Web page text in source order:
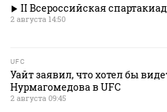
II Всероссийская
2 августа 14:50
UFC
Уайт заявил, что хотел бы
Нурмагомедова в UFC
2 августа 09:45